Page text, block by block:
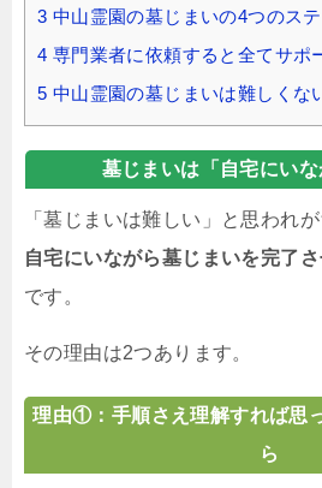
3 中山霊園の墓じまいの4つのス
4 専門業者に依頼すると全てサポ
5 中山霊園の墓じまいは難しくな
墓じまいは「自宅にい
「墓じまいは難しい」と思われ
自宅にいながら墓じまいを完了
です。
その理由は2つあります。
理由①：手順さえ理解すれば思
ら